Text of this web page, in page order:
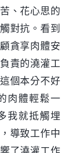
、花心思的
對抗。看到
貪享肉體安
責的澆灌工
個本分不好
肉體輕鬆一
我就抵觸埋
導致工作中